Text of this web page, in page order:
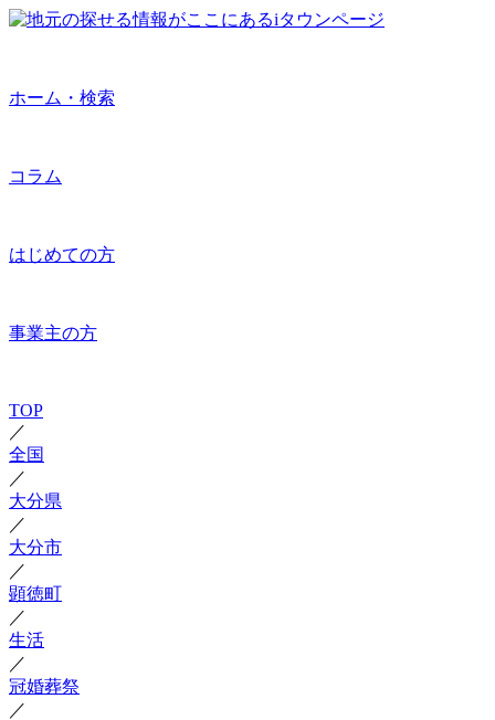
ホーム・検索
コラム
はじめての方
事業主の方
TOP
／
全国
／
大分県
／
大分市
／
顕徳町
／
生活
／
冠婚葬祭
／